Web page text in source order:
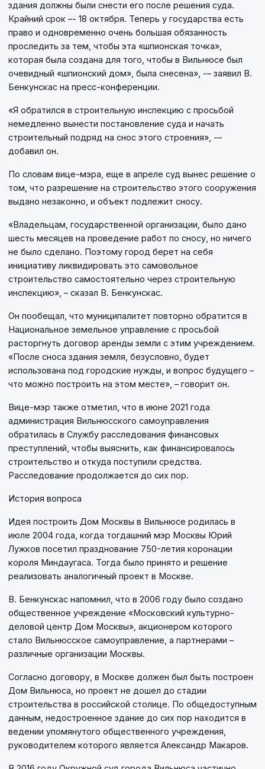
здания должны были снести его после решения суда.
Крайний срок –- 18 октября. Теперь у государства есть
право и одновременно очень большая обязанность
проследить за тем, чтобы эта «шпионская точка»,
которая была создана для того, чтобы в Вильнюсе был
очевидный «шпионский дом», была снесена», -– заявил В.
Бенкунскас на пресс-конференции.
«Я обратился в строительную инспекцию с просьбой
немедленно вынести постановление суда и начать
строительный подряд на снос этого строения», -–
добавил он.
По словам вице-мэра, еще в апреле суд вынес решение о
том, что разрешение на строительство этого сооружения
выдано незаконно, и объект подлежит сносу.
«Владельцам, государственной организации, было дано
шесть месяцев на проведение работ по сносу, но ничего
не было сделано. Поэтому город берет на себя
инициативу ликвидировать это самовольное
строительство самостоятельно через строительную
инспекцию», – сказал В. Бенкунскас.
Он пообещал, что муниципалитет повторно обратится в
Национальное земельное управление с просьбой
расторгнуть договор аренды земли с этим учреждением.
«После сноса здания земля, безусловно, будет
использована под городские нужды, и вопрос будущего –
что можно построить на этом месте», – говорит он.
Вице-мэр также отметил, что в июне 2021 года
администрация Вильнюсского самоуправления
обратилась в Службу расследования финансовых
преступлений, чтобы выяснить, как финансировалось
строительство и откуда поступили средства.
Расследование продолжается до сих пор.
История вопроса
Идея построить Дом Москвы в Вильнюсе родилась в
июле 2004 года, когда тогдашний мэр Москвы Юрий
Лужков посетил празднование 750-летия коронации
короля Миндаугаса. Тогда было принято и решение
реализовать аналогичный проект в Москве.
В. Бенкунскас напомнил, что в 2006 году было создано
общественное учреждение «Московский культурно-
деловой центр Дом Москвы», акционером которого
стало Вильнюсское самоуправление, а партнерами –
различные организации Москвы.
Согласно договору, в Москве должен был быть построен
Дом Вильнюса, но проект не дошел до стадии
строительства в российской столице. По общедоступным
данным, недостроенное здание до сих пор находится в
ведении упомянутого общественного учреждения,
руководителем которого является Александр Макаров.